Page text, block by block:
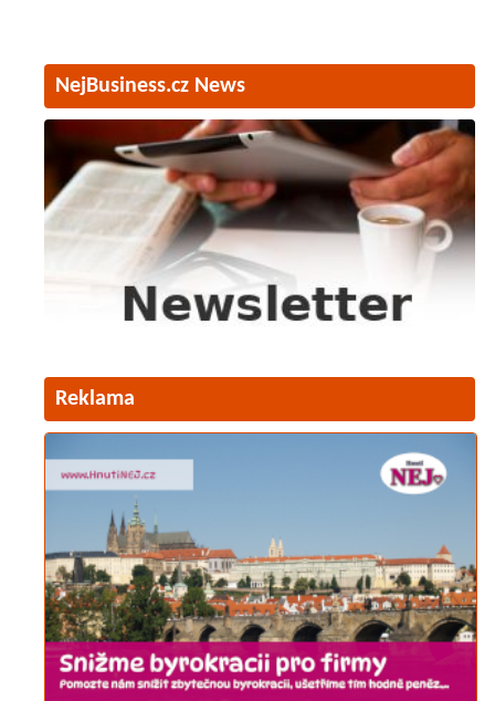
NejBusiness.cz News
Reklama